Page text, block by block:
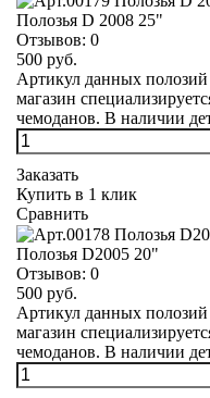
Полозья D 2008 25"
Отзывов: 0
500 руб.
Артикул данных
магазин
чемоданов. В наличии
Заказать
Купить в 1 клик
Сравнить
Полозья D2005 20"
Отзывов: 0
500 руб.
Артикул данных
магазин
чемоданов. В наличии